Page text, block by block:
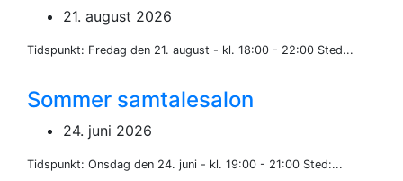
21. august 2026
Tidspunkt: Fredag den 21. august - kl. 18:00 - 22:00 Sted...
Sommer samtalesalon
24. juni 2026
Tidspunkt: Onsdag den 24. juni - kl. 19:00 - 21:00 Sted:...